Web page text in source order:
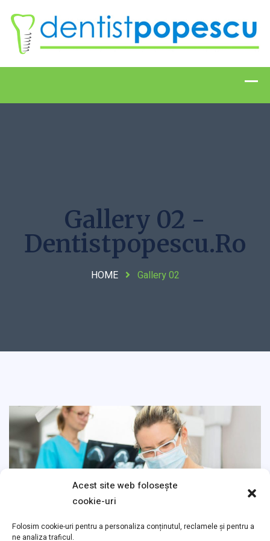
Acest site web folosește
cookie-uri
Folosim cookie-uri pentru a personaliza conținutul, reclamele și pentru a
ne analiza traficul.
Gallery 02 -
Dentistpopescu.ro
HOME Gallery 02